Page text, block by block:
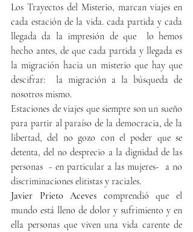
Los Trayectos del Misterio, marcan viajes en
cada estación de la vida. cada partida y cada
llegada da la impresión de que  lo hemos
hecho antes, de que cada partida y llegada es
la migración hacia un misterio que hay que
descifrar:  la migración a la búsqueda de
nosotros mismo.
Estaciones de viajes que siempre son un sueño
para partir al paraíso de la democracia, de la
libertad, del no gozo con el poder que se
detenta, del no desprecio a la dignidad de las
personas  - en particular a las mujeres-  a no
discriminaciones elitistas y raciales.
Javier Prieto Aceves comprendió que el
mundo está lleno de dolor y sufrimiento y en
ella personas que viven una vida carente de